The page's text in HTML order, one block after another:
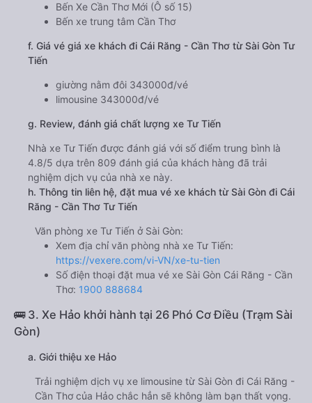
Bến Xe Cần Thơ Mới (Ô số 15)
Bến xe trung tâm Cần Thơ
f. Giá vé giá xe khách đi Cái Răng - Cần Thơ từ Sài Gòn Tư
Tiến
giường nằm đôi 343000đ/vé
limousine 343000đ/vé
g. Review, đánh giá chất lượng xe Tư Tiến
Nhà xe Tư Tiến được đánh giá với số điểm trung bình là
4.8/5 dựa trên 809 đánh giá của khách hàng đã trải
nghiệm dịch vụ của nhà xe này.
h. Thông tin liên hệ, đặt mua vé xe khách từ Sài Gòn đi Cái
Răng - Cần Thơ Tư Tiến
Văn phòng xe Tư Tiến ở Sài Gòn:
Xem địa chỉ văn phòng nhà xe Tư Tiến:
https://vexere.com/vi-VN/xe-tu-tien
Số điện thoại đặt mua vé xe Sài Gòn Cái Răng - Cần
Thơ: 1900 888684
🚌 3. Xe Hảo khởi hành tại 26 Phó Cơ Điều (Trạm Sài
Gòn)
a. Giới thiệu xe Hảo
Trải nghiệm dịch vụ xe limousine từ Sài Gòn đi Cái Răng -
Cần Thơ của Hảo chắc hẳn sẽ không làm bạn thất vọng.